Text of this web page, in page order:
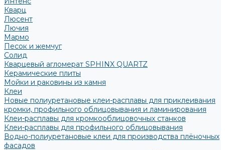
Кварц
Люсент
Лючия
Мармо
Песок и жемчуг
Солид
Кварцевый агломерат SPHINX QUARTZ
Керамические плиты
Мойки и раковины из камня
Клеи
Новые полиуретановые клеи-расплавы для приклеивания
кромки, профильного облицовывания и ламинирования
Клеи-расплавы для кромкооблицовочных станков
Клеи-расплавы для профильного облицовывания
Водно-полиуретановые клеи для производства плёночных
фасадов